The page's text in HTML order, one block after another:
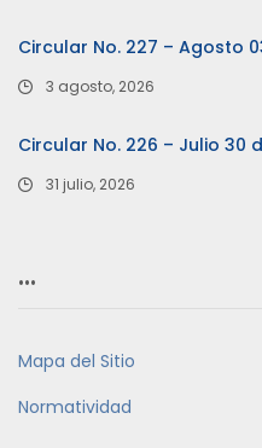
Circular No. 227 – Agosto
3 agosto, 2026
Circular No. 226 – Julio 30
31 julio, 2026
…
Mapa del Sitio
Normatividad